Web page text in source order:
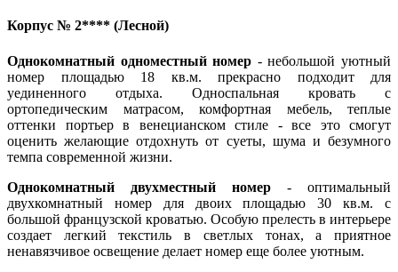
Корпус № 2**** (Лесной)
Однокомнатный одноместный номер - небольшой уютный
номер площадью 18 кв.м. прекрасно подходит для
уединенного отдыха. Односпальная кровать с
ортопедическим матрасом, комфортная мебель, теплые
оттенки портьер в венецианском стиле - все это смогут
оценить желающие отдохнуть от суеты, шума и безумного
темпа современной жизни.
Однокомнатный двухместный номер - оптимальный
двухкомнатный номер для двоих площадью 30 кв.м. с
большой французской кроватью. Особую прелесть в интерьере
создает легкий текстиль в светлых тонах, а приятное
ненавязчивое освещение делает номер еще более уютным.